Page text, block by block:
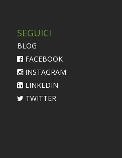
SEGUICI
BLOG
FACEBOOK
INSTAGRAM
LINKEDIN
TWITTER